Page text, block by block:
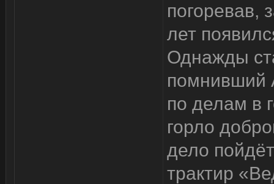
погоревав,
лет
Однажды
помнивший
по делам в
горло
дело
трактир